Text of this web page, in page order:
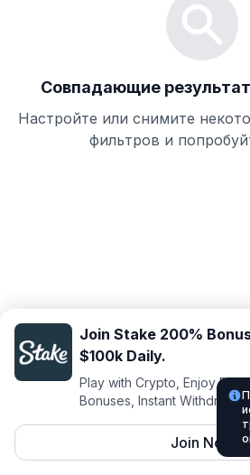
Совпадающие
Настройте или снимите
фильтров и
Join Stake 200%
$100k Daily.
Play with Crypto, Enjoy Best
Bonuses, Instant
Join Now